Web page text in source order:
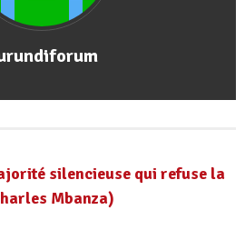
silencieuse qui refuse la
Mbanza)